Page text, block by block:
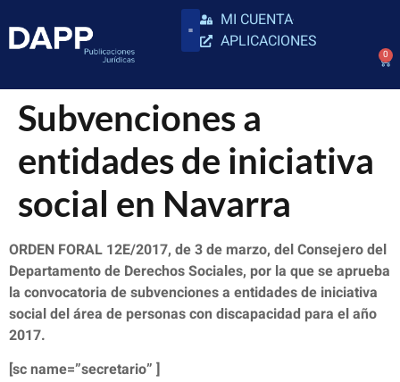
MI CUENTA
APLICACIONES
0
Subvenciones a
entidades de iniciativa
social en Navarra
ORDEN FORAL 12E/2017, de 3 de marzo, del Consejero del
Departamento de Derechos Sociales, por la que se aprueba
la convocatoria de subvenciones a entidades de iniciativa
social del área de personas con discapacidad para el año
2017.
[sc name=”secretario” ]